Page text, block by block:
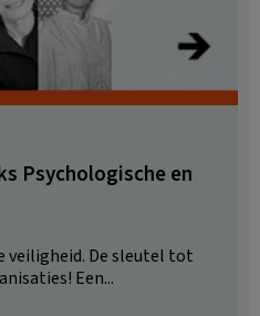
Psychologische en
veiligheid. De sleutel tot
Een...